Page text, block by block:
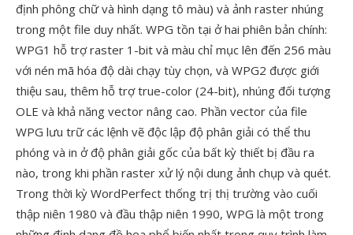
định phông chữ và hình dạng tô màu) và ảnh raster nhúng
trong một file duy nhất. WPG tồn tại ở hai phiên bản chính:
WPG1 hỗ trợ raster 1-bit và màu chỉ mục lên đến 256 màu
với nén mã hóa độ dài chạy tùy chọn, và WPG2 được giới
thiệu sau, thêm hỗ trợ true-color (24-bit), nhúng đối tượng
OLE và khả năng vector nâng cao. Phần vector của file
WPG lưu trữ các lệnh vẽ độc lập độ phân giải có thể thu
phóng và in ở độ phân giải gốc của bất kỳ thiết bị đầu ra
nào, trong khi phần raster xử lý nội dung ảnh chụp và quét.
Trong thời kỳ WordPerfect thống trị thị trường vào cuối
thập niên 1980 và đầu thập niên 1990, WPG là một trong